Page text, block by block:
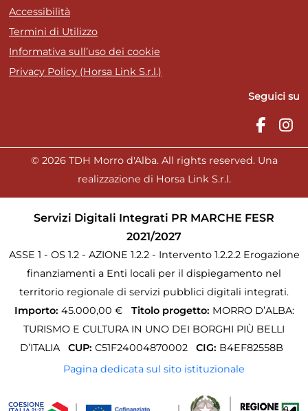
Accessibilità
Termini di Utilizzo
Informativa sull’uso dei cookie
Privacy Policy (Horsa Link S.r.l.)
Seguici su
© 2026 TDH Morro d'Alba. All rights reserved. Una
realizzazione di Horsa Link S.r.l.
Servizi Digitali Integrati PR MARCHE FESR
2021/2027
ASSE 1 - OS 1.2 - AZIONE 1.2.2 - Intervento 1.2.2.2 Erogazione
finanziamenti a Enti locali per il dispiegamento nel
territorio regionale di servizi pubblici digitali integrati.
Importo: 45.000,00 € Titolo progetto: MORRO D’ALBA:
TURISMO E CULTURA IN UNO DEI BORGHI PIÙ BELLI
D’ITALIA
CUP: C51F24004870002 CIG: B4EF82558B
Pagina dedicata sul sito istituzionale